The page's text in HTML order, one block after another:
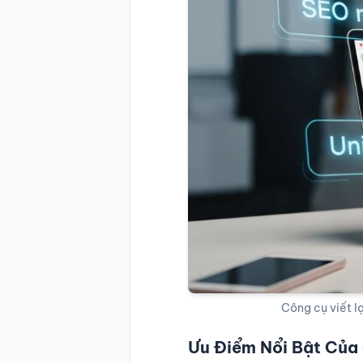
Công cụ viết
Ưu Điểm Nổi Bật Của